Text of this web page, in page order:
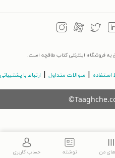
فروشگاه اینترنتی کتاب طاقچه است.
استفاده سوالات متداول ارتباط با پشتیبانی
من نوشته حساب کاربری